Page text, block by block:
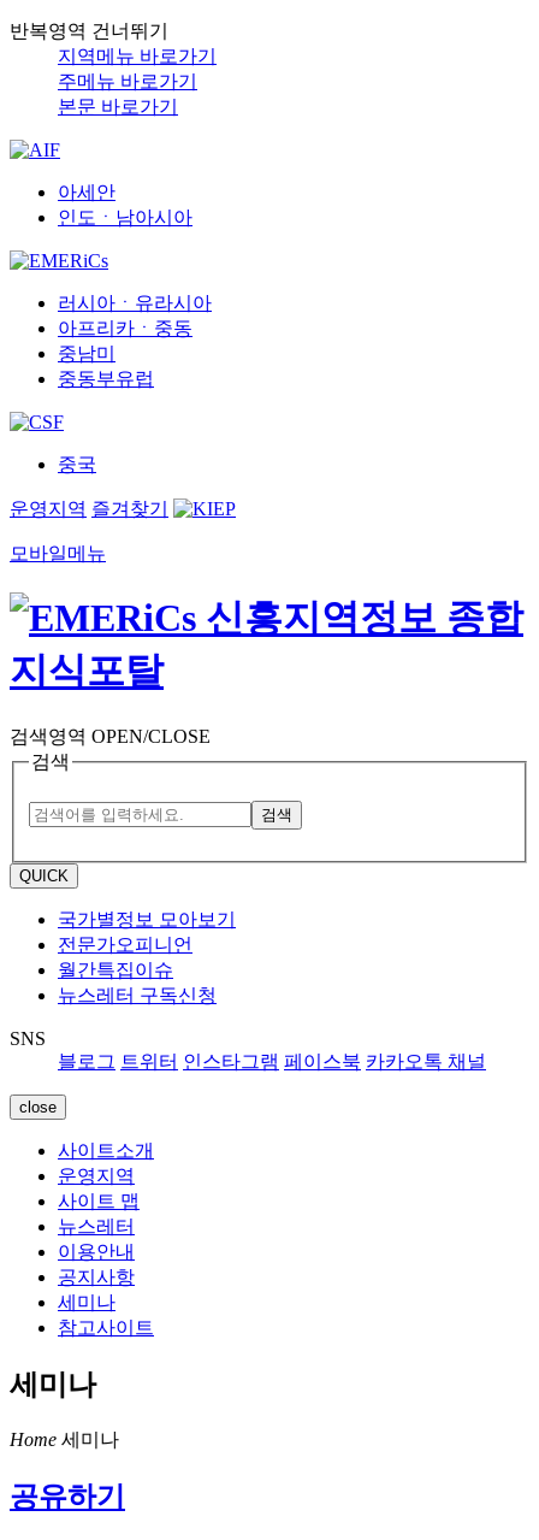
반복영역 건너뛰기
지역메뉴 바로가기
주메뉴 바로가기
본문 바로가기
아세안
인도ㆍ남아시아
러시아ㆍ유라시아
아프리카ㆍ중동
중남미
중동부유럽
중국
운영지역 즐겨찾기
모바일메뉴
검색영역 OPEN/CLOSE
검색
검색
QUICK
국가별정보 모아보기
전문가오피니언
월간특집이슈
뉴스레터 구독신청
SNS
블로그 트위터 인스타그램 페이스북 카카오톡 채널
close
사이트소개
운영지역
사이트 맵
뉴스레터
이용안내
공지사항
세미나
참고사이트
세미나
Home 세미나
공유하기